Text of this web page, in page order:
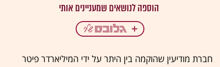
חברת מודיעין שהוקמה בין היתר על ידי המיליארדר פיטר